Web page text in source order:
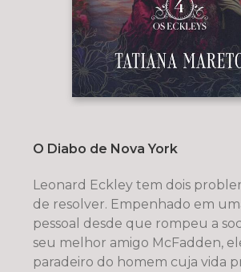
O Diabo de Nova York
Leonard Eckley tem dois
de resolver. Empenhado em uma vingança
pessoal desde que rompeu a
seu melhor amigo McFadden,
paradeiro do homem cuja vida